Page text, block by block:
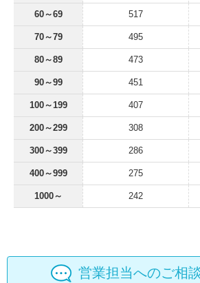
60～69 517
70～79 495
80～89 473
90～99 451
100～199 407
200～299 308
300～399 286
400～999 275
1000～ 242
営業担当へのご相